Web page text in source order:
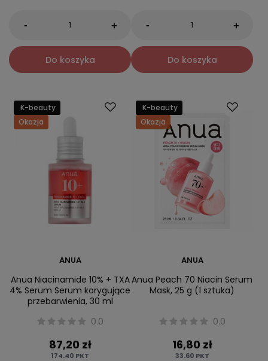
- +
Do koszyka
- +
Do koszyka
K-beauty
Okazja
ANUA
Anua Niacinamide 10% + TXA
4% Serum Serum korygujące
przebarwienia, 30 ml
0.0
87,20 zł
174.40 PKT
K-beauty
Okazja
ANUA
Anua Peach 70 Niacin Serum
Mask, 25 g (1 sztuka)
0.0
16,80 zł
33.60 PKT